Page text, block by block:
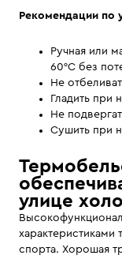
Рекомендации по
Ручная или
60°С без
Не
Гладить при
Не
Сушить при
улице
характеристиками
спорта. Хорошая